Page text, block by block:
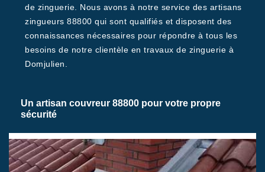
de zinguerie. Nous avons à notre service des artisans
zingueurs 88800 qui sont qualifiés et disposent des
connaissances nécessaires pour répondre à tous les
besoins de notre clientèle en travaux de zinguerie à
Domjulien.
Un artisan couvreur 88800 pour votre propre
sécurité